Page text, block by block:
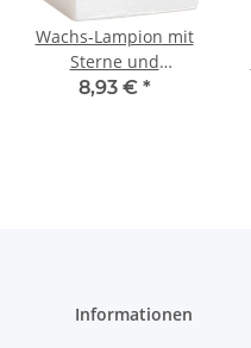
Wachs-Lampion mit
Sterne und
Glitzersteine in Weiß,
8,93 € *
Informationen